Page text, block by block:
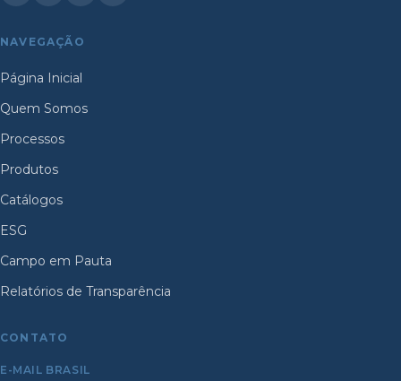
NAVEGAÇÃO
Página Inicial
Quem Somos
Processos
Produtos
Catálogos
ESG
Campo em Pauta
Relatórios de Transparência
CONTATO
E-MAIL BRASIL